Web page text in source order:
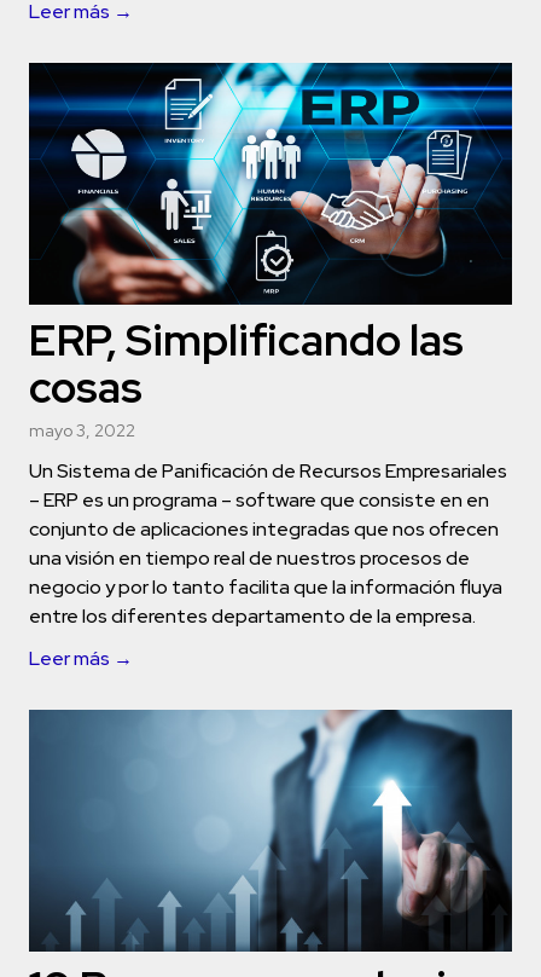
Leer más →
ERP, Simplificando las
cosas
mayo 3, 2022
Un Sistema de Panificación de Recursos Empresariales
– ERP es un programa – software que consiste en en
conjunto de aplicaciones integradas que nos ofrecen
una visión en tiempo real de nuestros procesos de
negocio y por lo tanto facilita que la información fluya
entre los diferentes departamento de la empresa.
Leer más →